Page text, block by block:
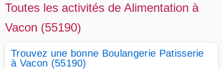
Toutes les activités de Alimentation à
Vacon (55190)
Trouvez une bonne Boulangerie Patisserie
à Vacon (55190)